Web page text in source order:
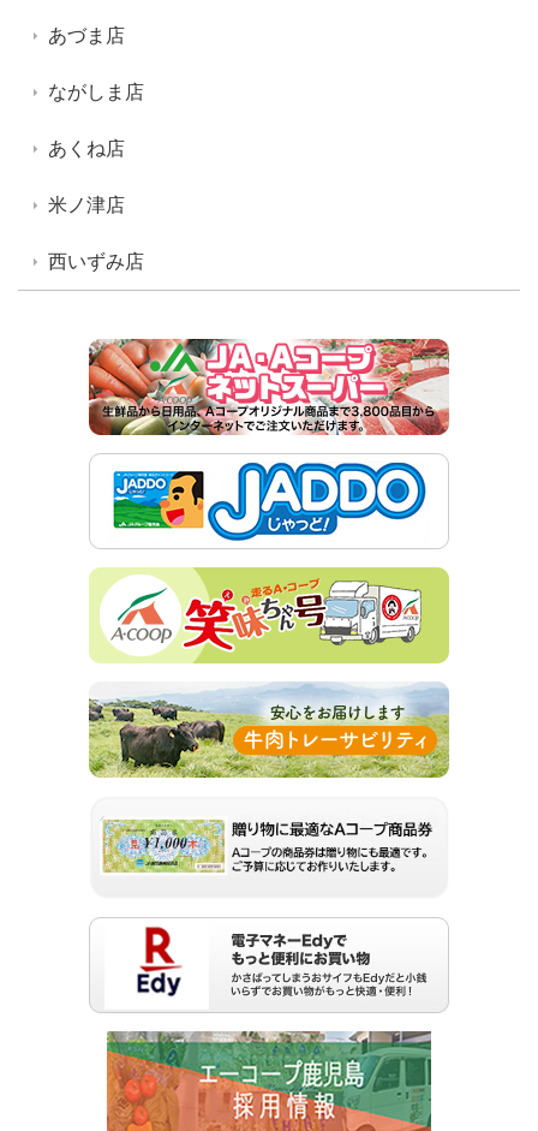
あづま店
ながしま店
あくね店
米ノ津店
西いずみ店